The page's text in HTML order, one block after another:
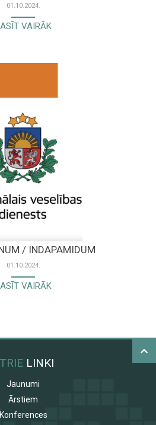
01.10.2024.
VAIRĀK
/ INDAPAMIDUM
01.10.2024.
VAIRĀK
LINKI
Jaunumi
Ārstiem
Konferences